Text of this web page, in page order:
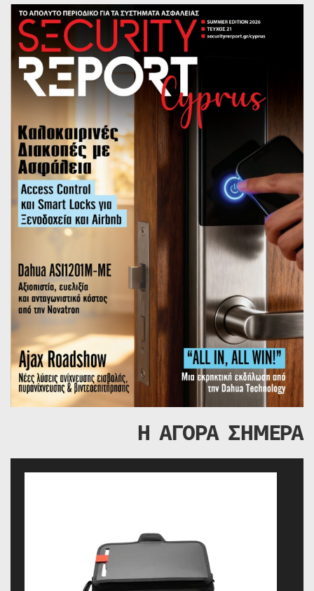
Η ΑΓΟΡΑ ΣΗΜΕΡΑ